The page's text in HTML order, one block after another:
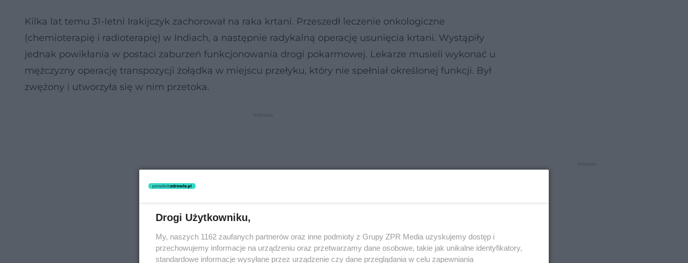
Kilka lat temu 31-letni Irakijczyk zachorował na raka krtani. Przeszedł leczenie onkologiczne
(chemioterapię i radioterapię) w Indiach, a następnie radykalną operację usunięcia krtani. Wystąpiły
jednak powikłania w postaci zaburzeń funkcjonowania drogi pokarmowej. Lekarze musieli wykonać u
mężczyzny operację transpozycji żołądka w miejscu przełyku, który nie spełniał określonej funkcji. Był
zwężony i utworzyła się w nim przetoka.
Drogi Użytkowniku,
My, naszych 1162 zaufanych partnerów oraz inne podmioty z Grupy ZPR Media uzyskujemy dostęp i
przechowujemy informacje na urządzeniu oraz przetwarzamy dane osobowe, takie jak unikalne identyfikatory,
standardowe informacje wysyłane przez urządzenie czy dane przeglądania w celu zapewniania